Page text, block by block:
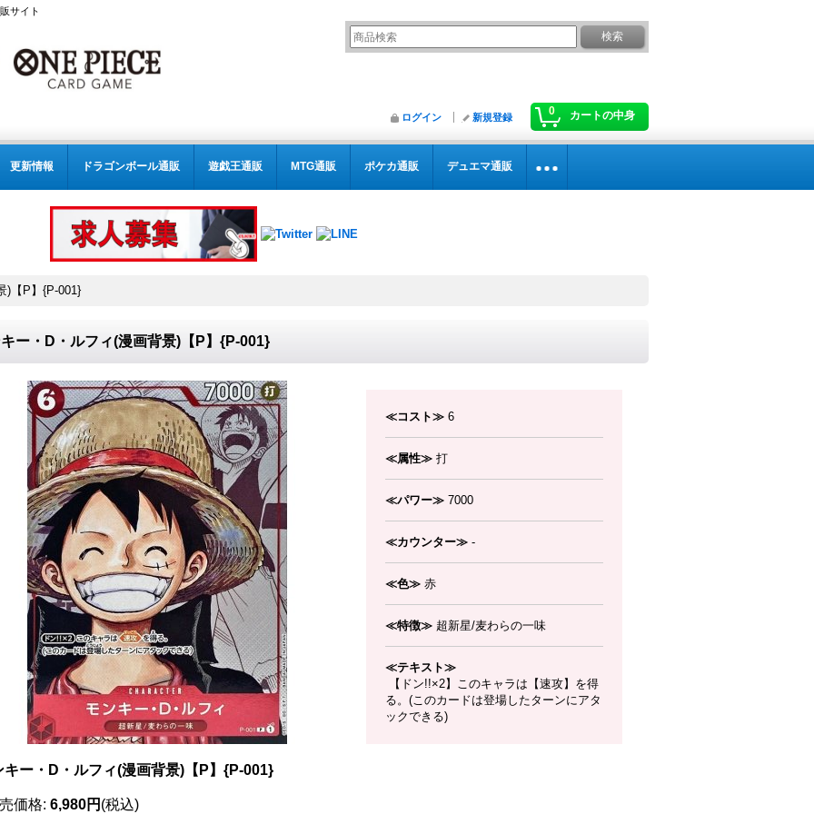
サイト
0 カートの中身
ログイン 新規登録
更新情報 ドラゴンボール通販 遊戯王通販 MTG通販 ポケカ通販 デュエマ通販
)【P】{P-001}
ー・D・ルフィ(漫画背景)【P】{P-001}
≪コスト≫ 6
≪属性≫ 打
≪パワー≫ 7000
≪カウンター≫ -
≪色≫ 赤
≪特徴≫ 超新星/麦わらの一味
≪テキスト≫
【ドン!!×2】このキャラは【速攻】を得
る。(このカードは登場したターンにアタ
ックできる)
キー・D・ルフィ(漫画背景)【P】{P-001}
価格: 6,980円 (税込)